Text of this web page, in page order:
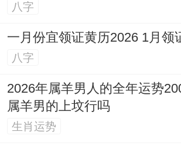
八字
一月份宜领证黄历2026 1月领
八字
2026年属羊男人的全年运势
属羊男的上坟行吗
生肖运势